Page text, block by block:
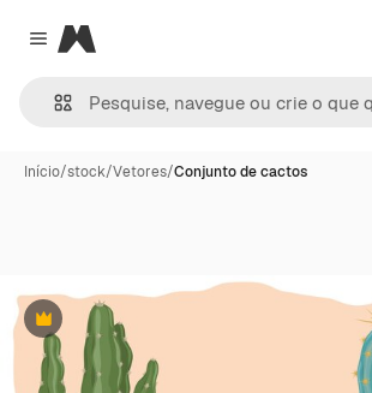
Close menu
Magnific
Início/stock/Vetores/Conjunto de cactos
Premium